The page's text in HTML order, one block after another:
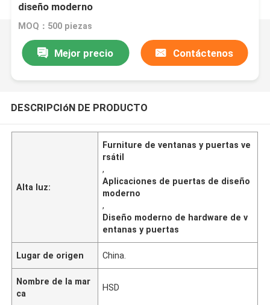
diseño moderno
MOQ：500 piezas
Mejor precio Contáctenos
DESCRIPCIóN DE PRODUCTO
Alta luz:
Furniture de ventanas y puertas ve
rsátil
,
Aplicaciones de puertas de diseño
moderno
,
Diseño moderno de hardware de v
entanas y puertas
Lugar de origen China.
Nombre de la mar
ca
HSD